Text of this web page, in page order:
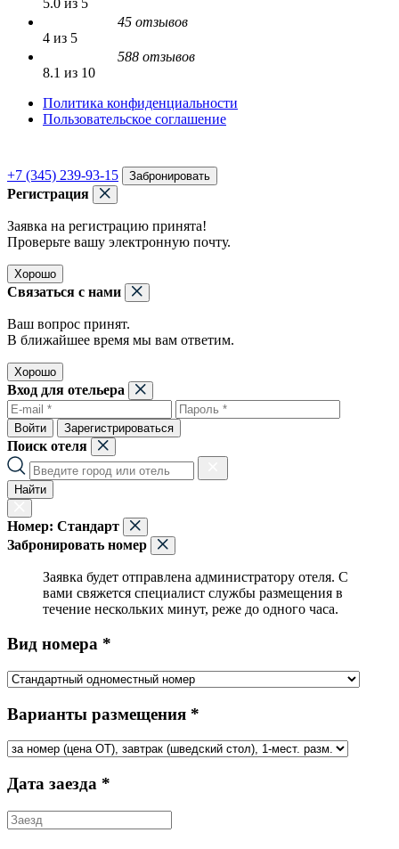
5.0 из 5
45 отзывов
4 из 5
588 отзывов
8.1 из 10
Политика конфиденциальности
Пользовательское соглашение
+7 (345) 239-93-15 Забронировать
Регистрация
Заявка на регистрацию принята!
Проверьте вашу электронную почту.
Хорошо
Связаться с нами
Ваш вопрос принят.
В ближайшее время мы вам ответим.
Хорошо
Вход для отельера
Войти Зарегистрироваться
Поиск отеля
Найти
Номер: Стандарт
Забронировать номер
Заявка будет отправлена администратору отеля. С
вами свяжется специалист службы размещения в
течение нескольких минут, реже до одного часа.
Вид номера *
Варианты размещения *
Дата заезда *